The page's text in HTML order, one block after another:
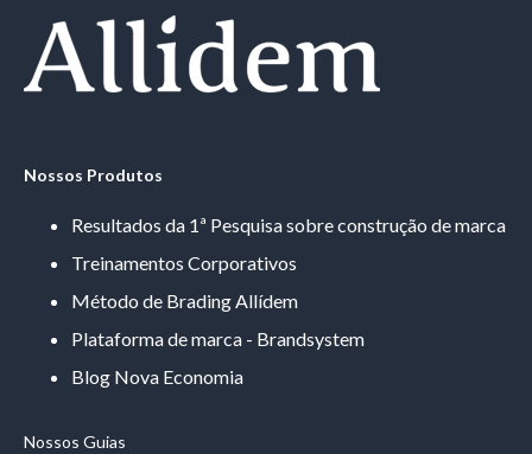
Nossos Produtos
Resultados da 1ª Pesquisa sobre construção de marca
Treinamentos Corporativos
Método de Brading Allídem
Plataforma de marca - Brandsystem
Blog Nova Economia
Nossos Guias